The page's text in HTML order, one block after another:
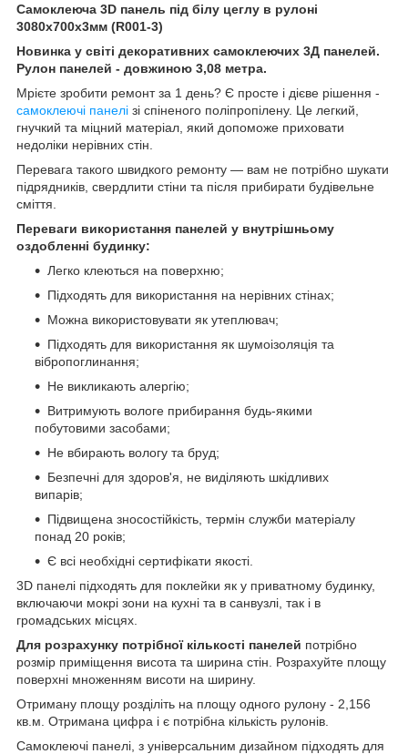
Самоклеюча 3D панель під білу цеглу в рулоні
3080x700x3мм (R001-3)
Новинка у світі декоративних самоклеючих 3Д панелей.
Рулон панелей - довжиною 3,08 метра.
Мрієте зробити ремонт за 1 день? Є просте і дієве рішення -
самоклеючі панелі зі спіненого поліпропілену. Це легкий,
гнучкий та міцний матеріал, який допоможе приховати
недоліки нерівних стін.
Перевага такого швидкого ремонту — вам не потрібно шукати
підрядників, свердлити стіни та після прибирати будівельне
сміття.
Переваги використання панелей у внутрішньому
оздобленні будинку:
Легко клеються на поверхню;
Підходять для використання на нерівних стінах;
Можна використовувати як утеплювач;
Підходять для використання як шумоізоляція та
вібропоглинання;
Не викликають алергію;
Витримують вологе прибирання будь-якими
побутовими засобами;
Не вбирають вологу та бруд;
Безпечні для здоров'я, не виділяють шкідливих
випарів;
Підвищена зносостійкість, термін служби матеріалу
понад 20 років;
Є всі необхідні сертифікати якості.
3D панелі підходять для поклейки як у приватному будинку,
включаючи мокрі зони на кухні та в санвузлі, так і в
громадських місцях.
Для розрахунку потрібної кількості панелей потрібно
розмір приміщення висота та ширина стін. Розрахуйте площу
поверхні множенням висоти на ширину.
Отриману площу розділіть на площу одного рулону - 2,156
кв.м. Отримана цифра і є потрібна кількість рулонів.
Самоклеючі панелі, з універсальним дизайном підходять для